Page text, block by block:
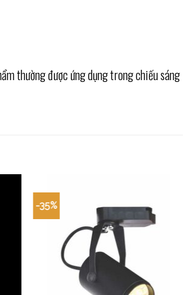
thường được ứng dụng trong chiếu sáng
-35%